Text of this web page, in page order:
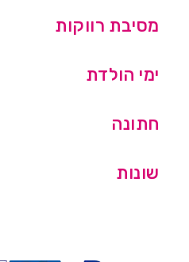
מסיבת רווקות
ימי הולדת
חתונה
שונות